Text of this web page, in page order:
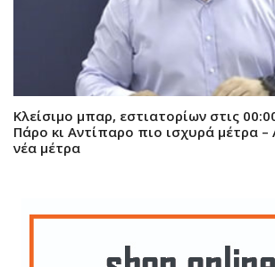
Κλείσιμο μπαρ, εστιατορίων στις
Πάρο κι Αντίπαρο πιο ισχυρά μέτρα –
νέα μέτρα